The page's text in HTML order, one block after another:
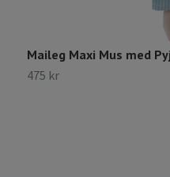
Maileg Maxi Mus med
475 kr